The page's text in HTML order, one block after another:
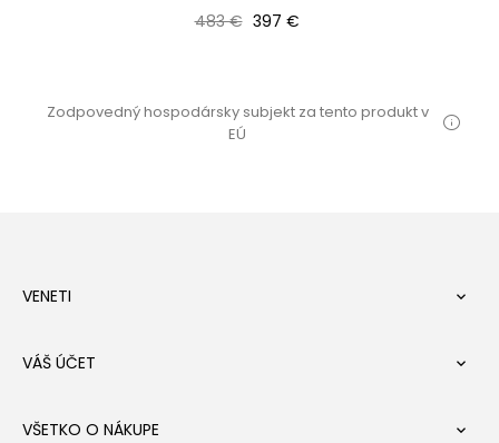
Bežná cena
483 € Cena
397 €
Zodpovedný hospodársky subjekt za tento produkt v
EÚ
VENETI 
VÁŠ ÚČET 
VŠETKO O NÁKUPE 